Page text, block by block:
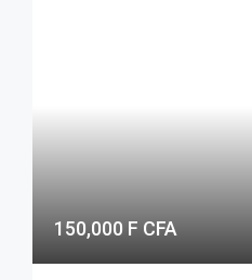
150,000 F CFA